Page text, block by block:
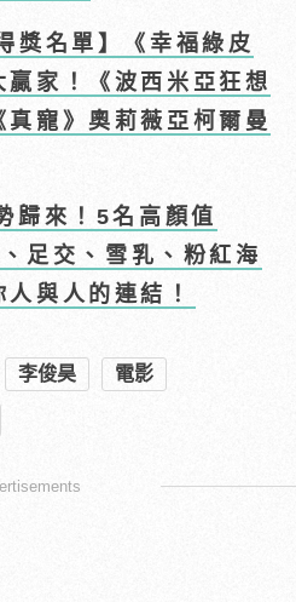
獎名單】《幸福綠皮
家！《波西米亞狂想
寵》奧莉薇亞柯爾曼
歸來！5名高顏值
足交、雪乳、粉紅海
與人的連結！
李俊昊 電影